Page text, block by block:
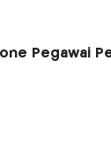
Pegawai